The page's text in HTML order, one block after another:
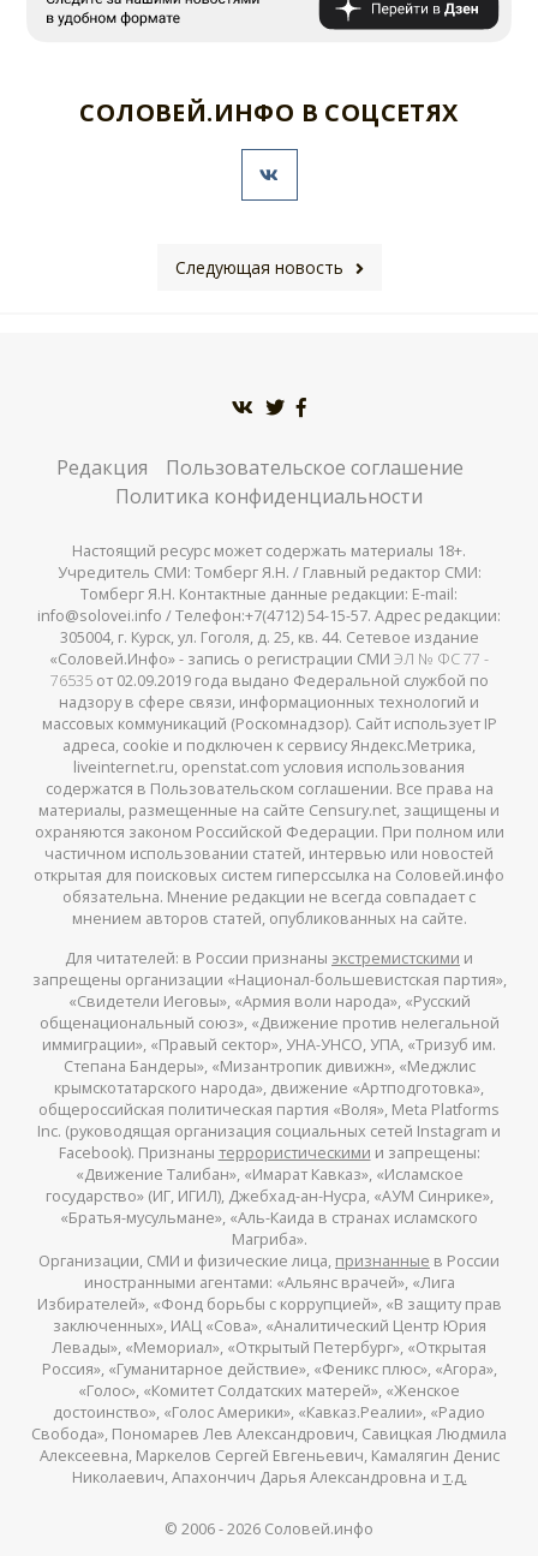
СОЛОВЕЙ.ИНФО В СОЦСЕТЯХ
Следующая новость
Редакция
Пользовательское соглашение
Политика конфиденциальности
Настоящий ресурс может содержать материалы 18+.
Учредитель СМИ: Томберг Я.Н. / Главный редактор СМИ:
Томберг Я.Н. Контактные данные редакции: E-mail:
info@solovei.info / Телефон:+7(4712) 54-15-57. Адрес редакции:
305004, г. Курск, ул. Гоголя, д. 25, кв. 44. Сетевое издание
«Соловей.Инфо» - запись о регистрации СМИ ЭЛ № ФС 77 -
76535от 02.09.2019 года выдано Федеральной службой по
надзору в сфере связи, информационных технологий и
массовых коммуникаций (Роскомнадзор). Сайт использует IP
адреса, cookie и подключен к сервису Яндекс.Метрика,
liveinternet.ru, openstat.com условия использования
содержатся в Пользовательском соглашении. Все права на
материалы, размещенные на сайте Censury.net, защищены и
охраняются законом Российской Федерации. При полном или
частичном использовании статей, интервью или новостей
открытая для поисковых систем гиперссылка на Соловей.инфо
обязательна. Мнение редакции не всегда совпадает с
мнением авторов статей, опубликованных на сайте.
Для читателей: в России признаны экстремистскими и
запрещены организации «Национал-большевистская партия»,
«Свидетели Иеговы», «Армия воли народа», «Русский
общенациональный союз», «Движение против нелегальной
иммиграции», «Правый сектор», УНА-УНСО, УПА, «Тризуб им.
Степана Бандеры», «Мизантропик дивижн», «Меджлис
крымскотатарского народа», движение «Артподготовка»,
общероссийская политическая партия «Воля», Meta Platforms
Inc. (руководящая организация социальных сетей Instagram и
Facebook). Признаны террористическими и запрещены:
«Движение Талибан», «Имарат Кавказ», «Исламское
государство» (ИГ, ИГИЛ), Джебхад-ан-Нусра, «АУМ Синрике»,
«Братья-мусульмане», «Аль-Каида в странах исламского
Магриба».
Организации, СМИ и физические лица, признанные в России
иностранными агентами: «Альянс врачей», «Лига
Избирателей», «Фонд борьбы с коррупцией», «В защиту прав
заключенных», ИАЦ «Сова», «Аналитический Центр Юрия
Левады», «Мемориал», «Открытый Петербург», «Открытая
Россия», «Гуманитарное действие», «Феникс плюс», «Агора»,
«Голос», «Комитет Солдатских матерей», «Женское
достоинство», «Голос Америки», «Кавказ.Реалии», «Радио
Свобода», Пономарев Лев Александрович, Савицкая Людмила
Алексеевна, Маркелов Сергей Евгеньевич, Камалягин Денис
Николаевич, Апахончич Дарья Александровна и т.д.
© 2006 -2026 Соловей.инфо